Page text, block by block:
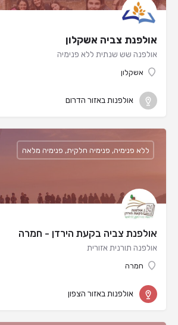
אולפנת צביה אשקלון
אולפנה שש שנתית ללא פנימיה
אשקלון
אולפנות באזור הדרום
אולפנת צביה בקעת הירדן - חמרה
אולפנה תורנית אזורית
חמרה
ללא פנימיה, פנימיה חלקית, פנימיה מלאה
אולפנות באזור הצפון